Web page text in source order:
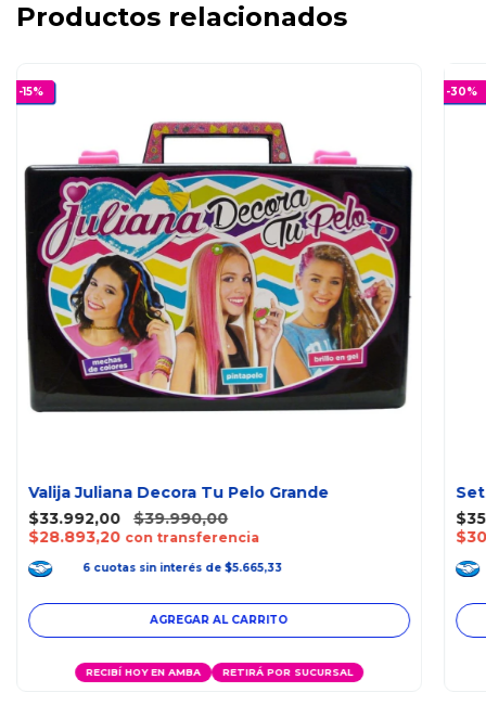
Productos relacionados
-15%
Valija Juliana Decora Tu Pelo Grande
$33.992,00
$39.990,00
$28.893,20 con transferencia
6 cuotas sin interés de $5.665,33
RECIBÍ HOY EN AMBA RETIRÁ POR SUCURSAL
-30%